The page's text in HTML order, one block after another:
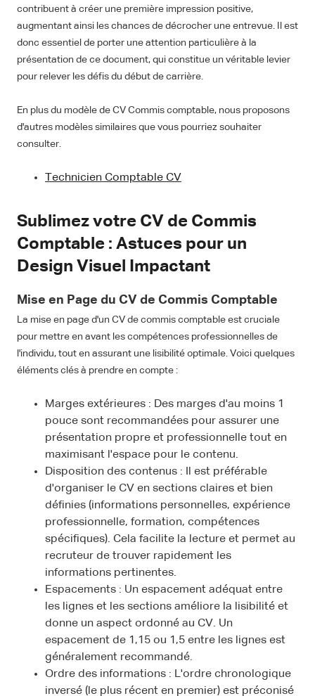
contribuent à créer une première impression positive,
augmentant ainsi les chances de décrocher une entrevue. Il est
donc essentiel de porter une attention particulière à la
présentation de ce document, qui constitue un véritable levier
pour relever les défis du début de carrière.
En plus du modèle de CV Commis comptable, nous proposons
d'autres modèles similaires que vous pourriez souhaiter
consulter.
Technicien Comptable CV
Sublimez votre CV de Commis
Comptable : Astuces pour un
Design Visuel Impactant
Mise en Page du CV de Commis Comptable
La mise en page d'un CV de commis comptable est cruciale
pour mettre en avant les compétences professionnelles de
l'individu, tout en assurant une lisibilité optimale. Voici quelques
éléments clés à prendre en compte :
Marges extérieures : Des marges d'au moins 1
pouce sont recommandées pour assurer une
présentation propre et professionnelle tout en
maximisant l'espace pour le contenu.
Disposition des contenus : Il est préférable
d'organiser le CV en sections claires et bien
définies (informations personnelles, expérience
professionnelle, formation, compétences
spécifiques). Cela facilite la lecture et permet au
recruteur de trouver rapidement les
informations pertinentes.
Espacements : Un espacement adéquat entre
les lignes et les sections améliore la lisibilité et
donne un aspect ordonné au CV. Un
espacement de 1,15 ou 1,5 entre les lignes est
généralement recommandé.
Ordre des informations : L'ordre chronologique
inversé (le plus récent en premier) est préconisé